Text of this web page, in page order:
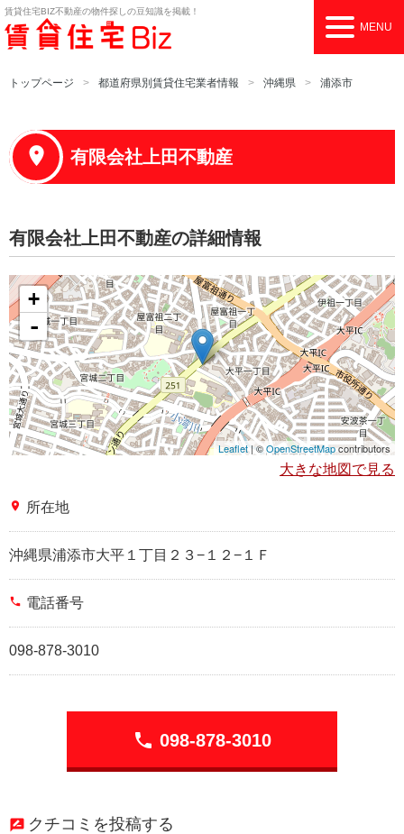
賃貸住宅BIZ不動産の物件探しの豆知識を掲載！
MENU
トップページ 都道府県別賃貸住宅業者情報 沖縄県 浦添市
有限会社上田不動産
有限会社上田不動産の詳細情報
+
-
Leaflet| ©OpenStreetMapcontributors
大きな地図で見る
place 所在地
沖縄県浦添市大平１丁目２３−１２−１Ｆ
phone 電話番号
098-878-3010
phone 098-878-3010
クチコミを投稿する